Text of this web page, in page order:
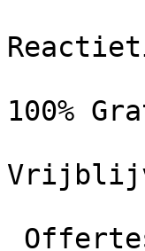
100%